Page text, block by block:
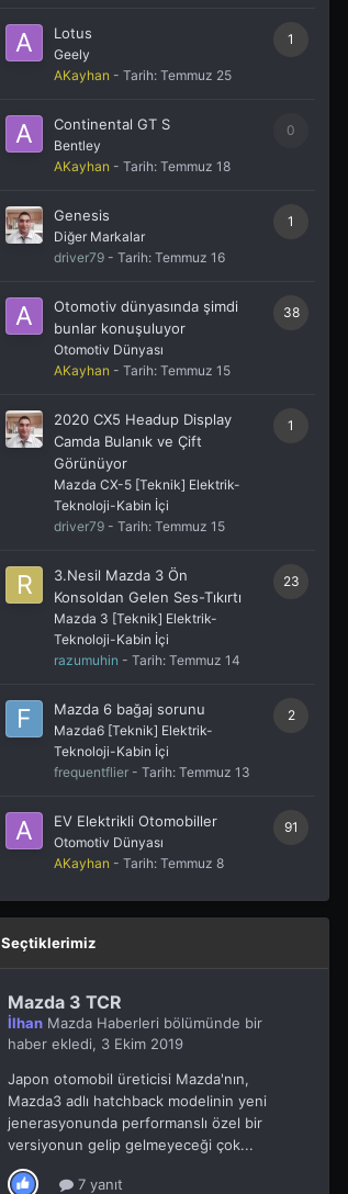
1
Lotus
Geely
AKayhan - Tarih: Temmuz 25
0
Continental GT S
Bentley
AKayhan - Tarih: Temmuz 18
1
Genesis
Diğer Markalar
driver79 - Tarih: Temmuz 16
38
Otomotiv dünyasında şimdi
bunlar konuşuluyor
Otomotiv Dünyası
AKayhan - Tarih: Temmuz 15
1
2020 CX5 Headup Display
Camda Bulanık ve Çift
Görünüyor
Mazda CX-5 [Teknik] Elektrik-
Teknoloji-Kabin İçi
driver79 - Tarih: Temmuz 15
23
3.Nesil Mazda 3 Ön
Konsoldan Gelen Ses-Tıkırtı
Mazda 3 [Teknik] Elektrik-
Teknoloji-Kabin İçi
razumuhin - Tarih: Temmuz 14
2
Mazda 6 bağaj sorunu
Mazda6 [Teknik] Elektrik-
Teknoloji-Kabin İçi
frequentflier - Tarih: Temmuz 13
91
EV Elektrikli Otomobiller
Otomotiv Dünyası
AKayhan - Tarih: Temmuz 8
Seçtiklerimiz
Mazda 3 TCR
İlhan Mazda Haberleri bölümünde bir
haber ekledi, 3 Ekim 2019
Japon otomobil üreticisi Mazda'nın,
Mazda3 adlı hatchback modelinin yeni
jenerasyonunda performanslı özel bir
versiyonun gelip gelmeyeceği çok...
7 yanıt